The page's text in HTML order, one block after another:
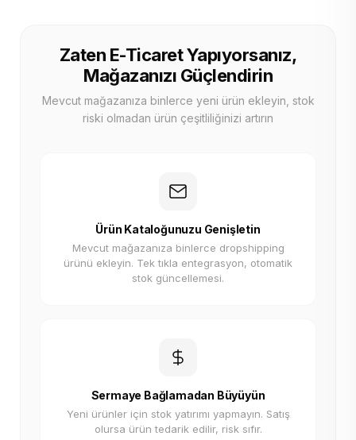
Zaten E-Ticaret Yapıyorsanız,
Mağazanızı Güçlendirin
Mevcut mağazanıza binlerce yeni ürün ekleyin, stok
riski olmadan ürün çeşitliliğinizi artırın
Ürün Kataloğunuzu Genişletin
Mevcut mağazanıza binlerce dropshipping
ürünü ekleyin. Tek tıkla entegrasyon, otomatik
stok güncellemesi.
Sermaye Bağlamadan Büyüyün
Yeni ürünler için stok yatırımı yapmayın. Satış
olursa ürün tedarik edilir, risk sıfır.